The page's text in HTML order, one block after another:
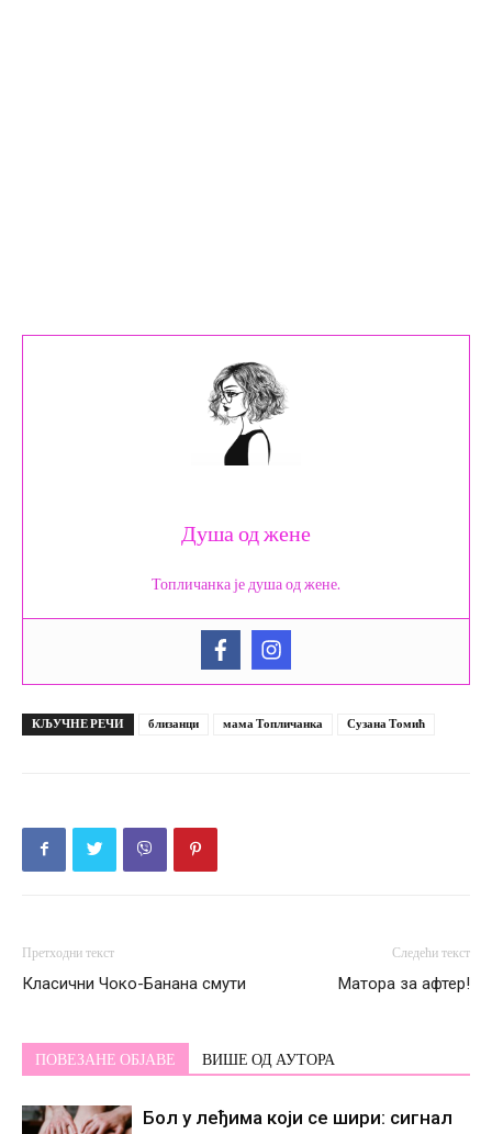
Душа од жене
Топличанка је душа од жене.
КЉУЧНЕ РЕЧИ близанци мама Топличанка Сузана Томић
Претходни текст
Класични Чоко-Банана смути
Следећи текст
Матора за афтер!
ПОВЕЗАНЕ ОБЈАВЕ ВИШЕ ОД АУТОРА
Бол у леђима који се шири: сигнал